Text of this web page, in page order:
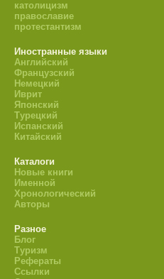
католицизм
православие
протестантизм
Иностранные языки
Английский
Французский
Немецкий
Иврит
Японский
Турецкий
Испанский
Китайский
Каталоги
Новые книги
Именной
Хронологический
Авторы
Разное
Блог
Туризм
Рефераты
Ссылки